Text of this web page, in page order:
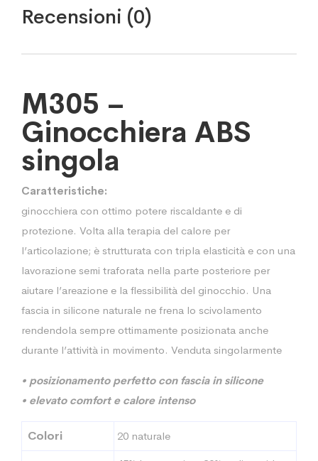
Recensioni (0)
M305 –
Ginocchiera ABS
singola
Caratteristiche:
ginocchiera con ottimo potere riscaldante e di
protezione. Volta alla terapia del calore per
l’articolazione; è strutturata con tripla elasticità e con una
lavorazione semi traforata nella parte posteriore per
aiutare l’areazione e la flessibilità del ginocchio. Una
fascia in silicone naturale ne frena lo scivolamento
rendendola sempre ottimamente posizionata anche
durante l’attività in movimento. Venduta singolarmente
• posizionamento perfetto con fascia in silicone
• elevato comfort e calore intenso
Colori 20 naturale